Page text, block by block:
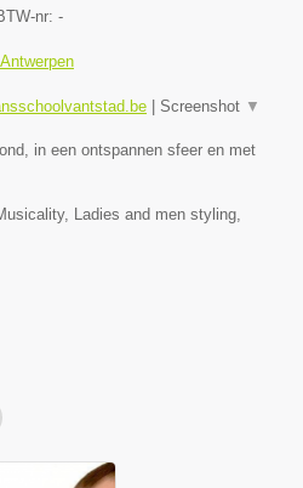
nr: -
Screenshot ▼
in een ontspannen sfeer en met
Ladies and men styling,